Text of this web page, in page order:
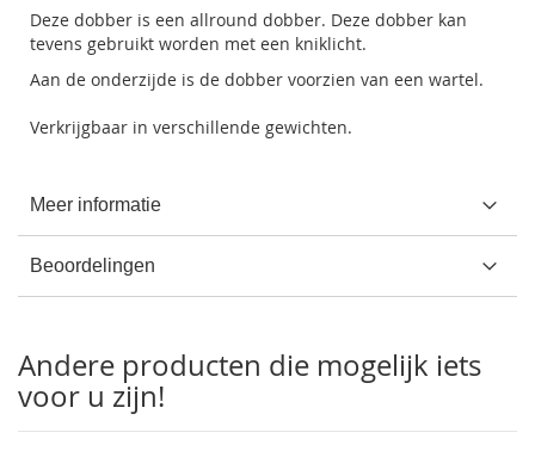
Deze dobber is een allround dobber. Deze dobber kan
tevens gebruikt worden met een kniklicht.
Aan de onderzijde is de dobber voorzien van een wartel.
Verkrijgbaar in verschillende gewichten.
Meer informatie
Beoordelingen
Andere producten die mogelijk iets
voor u zijn!